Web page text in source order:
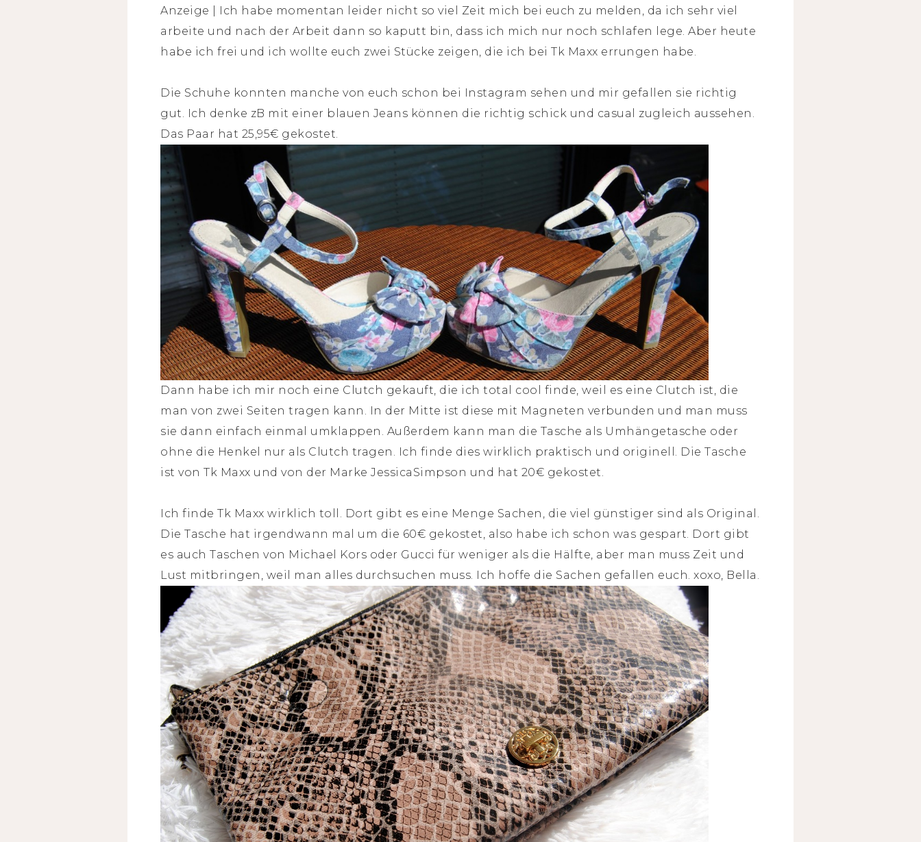
Anzeige | Ich habe momentan leider nicht so viel Zeit mich bei euch zu melden, da ich sehr viel
arbeite und nach der Arbeit dann so kaputt bin, dass ich mich nur noch schlafen lege. Aber heute
habe ich frei und ich wollte euch zwei Stücke zeigen, die ich bei Tk Maxx errungen habe.
Die Schuhe konnten manche von euch schon bei Instagram sehen und mir gefallen sie richtig
gut. Ich denke zB mit einer blauen Jeans können die richtig schick und casual zugleich aussehen.
Das Paar hat 25,95€ gekostet.
Dann habe ich mir noch eine Clutch gekauft, die ich total cool finde, weil es eine Clutch ist, die
man von zwei Seiten tragen kann. In der Mitte ist diese mit Magneten verbunden und man muss
sie dann einfach einmal umklappen. Außerdem kann man die Tasche als Umhängetasche oder
ohne die Henkel nur als Clutch tragen. Ich finde dies wirklich praktisch und originell. Die Tasche
ist von Tk Maxx und von der Marke JessicaSimpson und hat 20€ gekostet.
Ich finde Tk Maxx wirklich toll. Dort gibt es eine Menge Sachen, die viel günstiger sind als Original.
Die Tasche hat irgendwann mal um die 60€ gekostet, also habe ich schon was gespart. Dort gibt
es auch Taschen von Michael Kors oder Gucci für weniger als die Hälfte, aber man muss Zeit und
Lust mitbringen, weil man alles durchsuchen muss. Ich hoffe die Sachen gefallen euch. xoxo, Bella.